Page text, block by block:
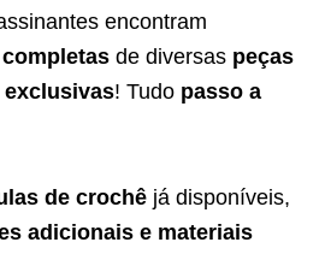
encontram
de diversas peças
exclusivas! Tudo passo a
de crochê já disponíveis,
adicionais e materiais